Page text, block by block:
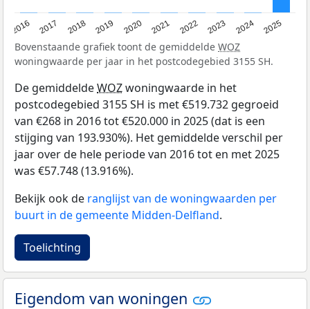
2016 2017 2018 2019 2020 2021 2022 2023 2024 2025
Bovenstaande grafiek toont de gemiddelde WOZ
woningwaarde per jaar in het postcodegebied 3155 SH.
De gemiddeldeWOZwoningwaarde in het
postcodegebied 3155 SH is met €519.732 gegroeid
van €268 in 2016 tot €520.000 in 2025 (dat is een
stijging van 193.930%). Het gemiddelde verschil per
jaar over de hele periode van 2016 tot en met 2025
was €57.748 (13.916%).
Bekijk ook de ranglijst van de woningwaarden per
buurt in de gemeente Midden-Delfland.
Toelichting
Eigendom van woningen